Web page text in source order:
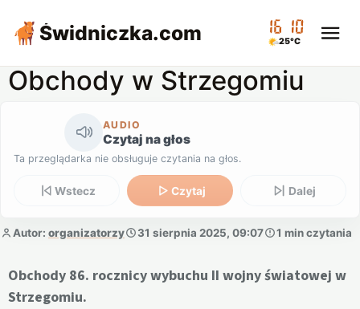
Świdniczka.com 16:10
25°C
Obchody w Strzegomiu
AUDIO
Czytaj na głos
Ta przeglądarka nie obsługuje czytania na głos.
Wstecz Czytaj Dalej
Autor: organizatorzy 31 sierpnia 2025, 09:07 1 min czytania
Obchody 86. rocznicy wybuchu II wojny światowej w
Strzegomiu.